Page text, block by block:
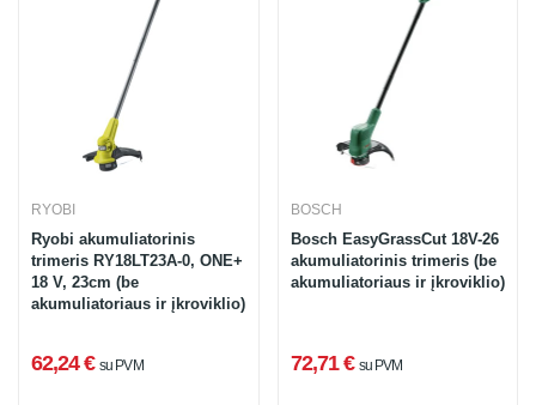
RYOBI
Ryobi akumuliatorinis
trimeris RY18LT23A-0, ONE+
18 V, 23cm (be
akumuliatoriaus ir įkroviklio)
62,24 € su PVM
BOSCH
Bosch EasyGrassCut 18V-26
akumuliatorinis trimeris (be
akumuliatoriaus ir įkroviklio)
72,71 € su PVM